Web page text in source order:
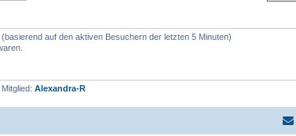
auf den aktiven Besuchern der letzten 5 Minuten)
Alexandra-R